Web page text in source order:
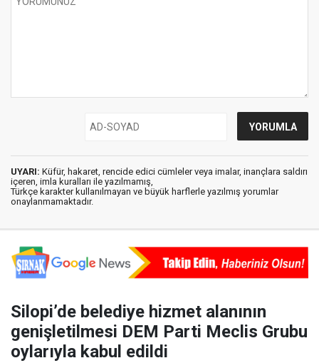
UYARI: Küfür, hakaret, rencide edici cümleler veya imalar, inançlara saldırı
içeren, imla kuralları ile yazılmamış,
Türkçe karakter kullanılmayan ve büyük harflerle yazılmış yorumlar
onaylanmamaktadır.
Silopi’de belediye hizmet alanının
genişletilmesi DEM Parti Meclis Grubu
oylarıyla kabul edildi